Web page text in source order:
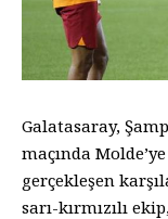
Galatasaray,
maçında
gerçekleşen
sarı-kırmızılı